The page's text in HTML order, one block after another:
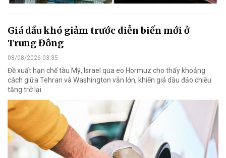
Giá dầu khó giảm trước diễn biến mới ở
Trung Đông
08/08/2026 03:35
Đề xuất hạn chế tàu Mỹ, Israel qua eo Hormuz cho thấy khoảng
cách giữa Tehran và Washington vẫn lớn, khiến giá dầu đảo chiều
tăng trở lại.